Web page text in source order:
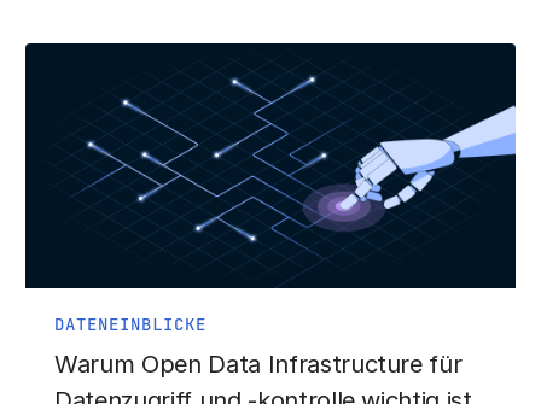
DATENEINBLICKE
Warum Open Data Infrastructure für